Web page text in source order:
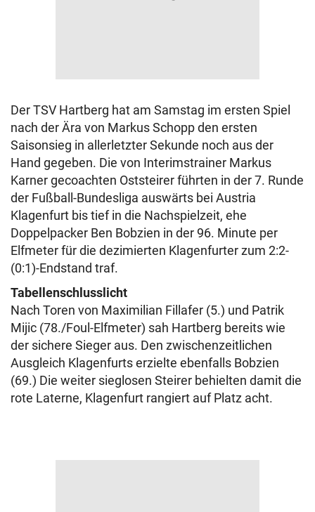
Der TSV Hartberg hat am Samstag im ersten Spiel
nach der Ära von Markus Schopp den ersten
Saisonsieg in allerletzter Sekunde noch aus der
Hand gegeben. Die von Interimstrainer Markus
Karner gecoachten Oststeirer führten in der 7. Runde
der Fußball-Bundesliga auswärts bei Austria
Klagenfurt bis tief in die Nachspielzeit, ehe
Doppelpacker Ben Bobzien in der 96. Minute per
Elfmeter für die dezimierten Klagenfurter zum 2:2-
(0:1)-Endstand traf.
Tabellenschlusslicht
Nach Toren von Maximilian Fillafer (5.) und Patrik
Mijic (78./Foul-Elfmeter) sah Hartberg bereits wie
der sichere Sieger aus. Den zwischenzeitlichen
Ausgleich Klagenfurts erzielte ebenfalls Bobzien
(69.) Die weiter sieglosen Steirer behielten damit die
rote Laterne, Klagenfurt rangiert auf Platz acht.